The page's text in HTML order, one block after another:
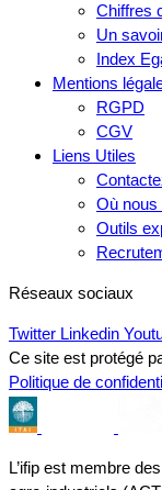
Chiffres
Un
Index
Mentions
RGPD
CGV
Liens Utiles
Où nous
Outils
Réseaux sociaux
Twitter Linkedin
Ce site est protégé
Politique de
L’ifip est membre